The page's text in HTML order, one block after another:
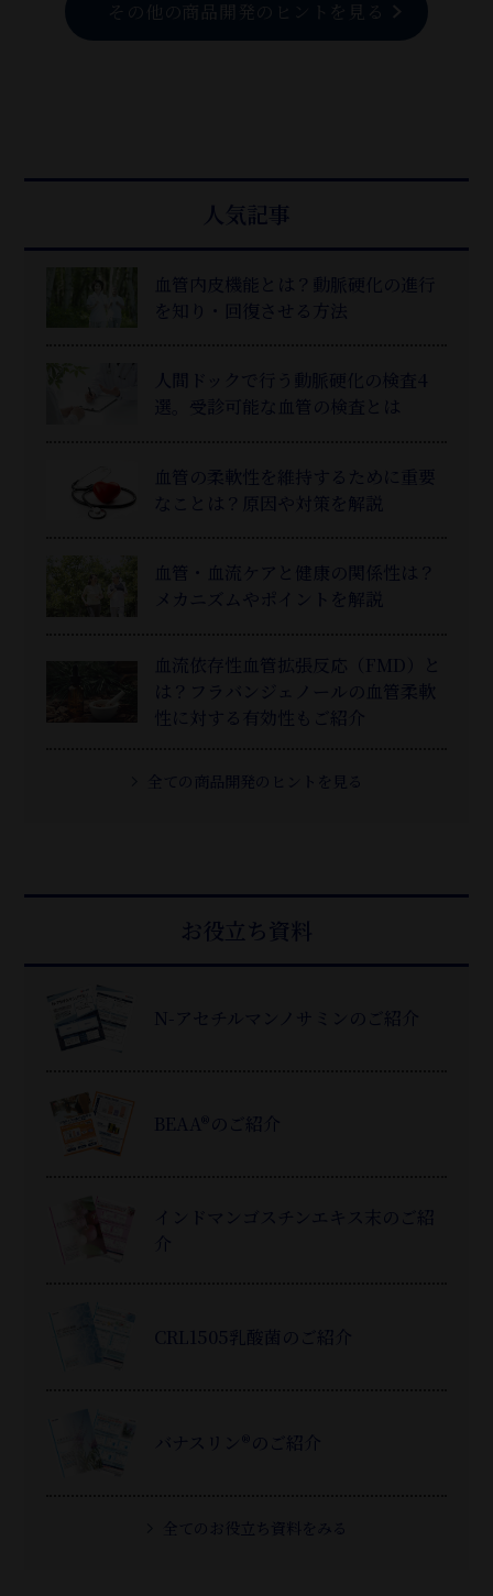
その他の商品開発のヒントを見る
人気記事
血管内皮機能とは？動脈硬化の進行
を知り・回復させる方法
人間ドックで行う動脈硬化の検査4
選。受診可能な血管の検査とは
血管の柔軟性を維持するために重要
なことは？原因や対策を解説
血管・血流ケアと健康の関係性は？
メカニズムやポイントを解説
血流依存性血管拡張反応（FMD）と
は？フラバンジェノールの血管柔軟
性に対する有効性もご紹介
全ての商品開発のヒントを見る
お役立ち資料
N-アセチルマンノサミンのご紹介
BEAA®のご紹介
インドマンゴスチンエキス末のご紹
介
CRL1505乳酸菌のご紹介
バナスリン®のご紹介
全てのお役立ち資料をみる